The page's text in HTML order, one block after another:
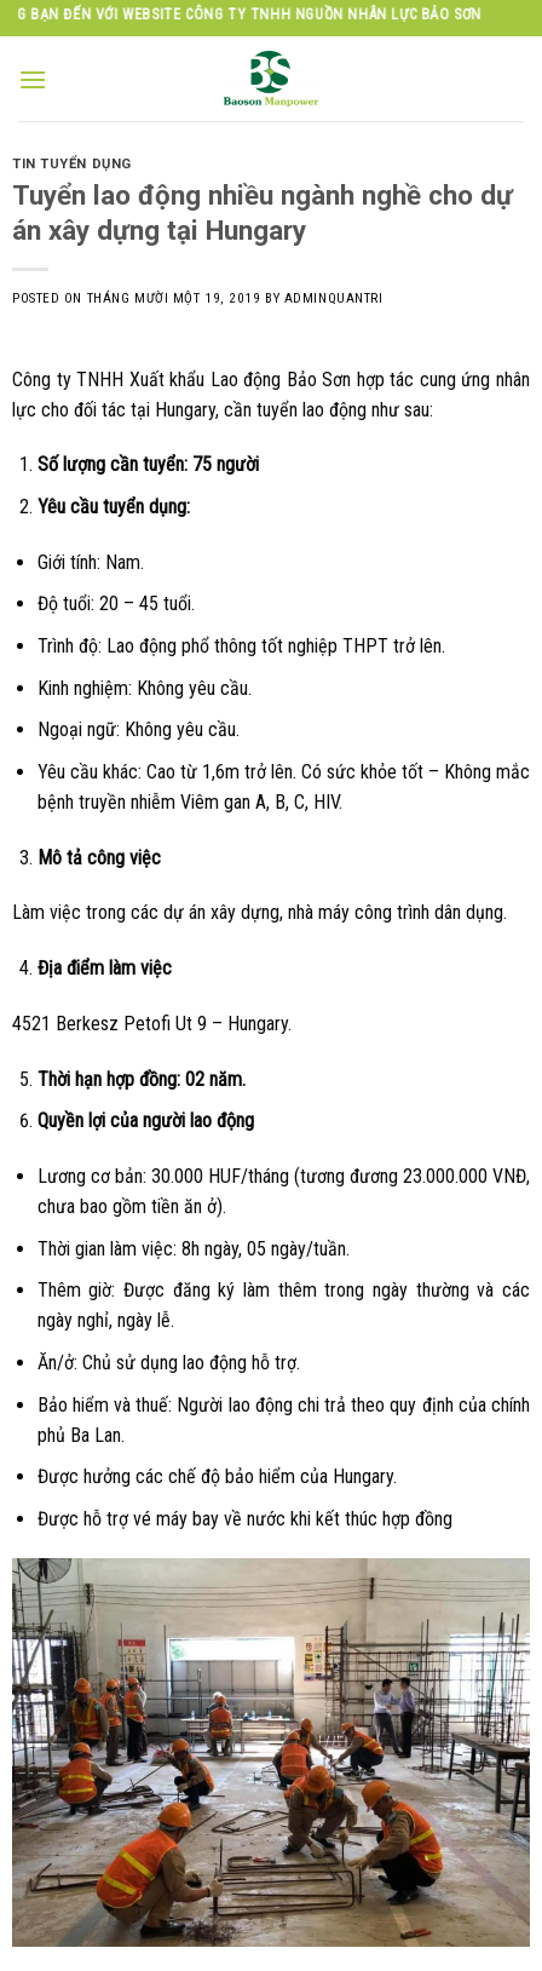
Skip
to
content
WEBSITE CÔNG TY TNHH NGUỒN NHÂN LỰC BẢO SƠN
TIN TUYỂN DỤNG
Tuyển lao động nhiều ngành nghề cho dự
án xây dựng tại Hungary
POSTED ON THÁNG MƯỜI MỘT 19, 2019 BY ADMINQUANTRI
Công ty TNHH Xuất khẩu Lao động Bảo Sơn hợp tác cung ứng nhân
lực cho đối tác tại Hungary, cần tuyển lao động như sau:
Số lượng cần tuyển: 75 người
Yêu cầu tuyển dụng:
Giới tính: Nam.
Độ tuổi: 20 – 45 tuổi.
Trình độ: Lao động phổ thông tốt nghiệp THPT trở lên.
Kinh nghiệm: Không yêu cầu.
Ngoại ngữ: Không yêu cầu.
Yêu cầu khác: Cao từ 1,6m trở lên. Có sức khỏe tốt – Không mắc
bệnh truyền nhiễm Viêm gan A, B, C, HIV.
Mô tả công việc
Làm việc trong các dự án xây dựng, nhà máy công trình dân dụng.
Địa điểm làm việc
4521 Berkesz Petofi Ut 9 – Hungary.
Thời hạn hợp đồng: 02 năm.
Quyền lợi của người lao động
Lương cơ bản: 30.000 HUF/tháng (tương đương 23.000.000 VNĐ,
chưa bao gồm tiền ăn ở).
Thời gian làm việc: 8h ngày, 05 ngày/tuần.
Thêm giờ: Được đăng ký làm thêm trong ngày thường và các
ngày nghỉ, ngày lễ.
Ăn/ở: Chủ sử dụng lao động hỗ trợ.
Bảo hiểm và thuế: Người lao động chi trả theo quy định của chính
phủ Ba Lan.
Được hưởng các chế độ bảo hiểm của Hungary.
Được hỗ trợ vé máy bay về nước khi kết thúc hợp đồng